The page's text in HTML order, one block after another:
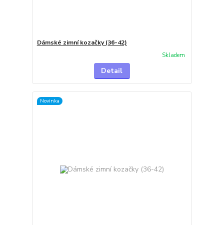
Dámské zimní kozačky (36-42)
Skladem
Detail
Novinka